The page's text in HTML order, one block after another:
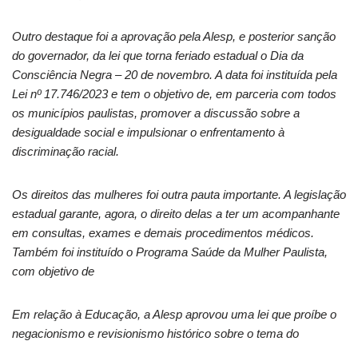
Outro destaque foi a aprovação pela Alesp, e posterior sanção
do governador, da lei que torna feriado estadual o Dia da
Consciência Negra – 20 de novembro. A data foi instituída pela
Lei nº 17.746/2023 e tem o objetivo de, em parceria com todos
os municípios paulistas, promover a discussão sobre a
desigualdade social e impulsionar o enfrentamento à
discriminação racial.
Os direitos das mulheres foi outra pauta importante. A legislação
estadual garante, agora, o direito delas a ter um acompanhante
em consultas, exames e demais procedimentos médicos.
Também foi instituído o Programa Saúde da Mulher Paulista,
com objetivo de
Em relação à Educação, a Alesp aprovou uma lei que proíbe o
negacionismo e revisionismo histórico sobre o tema do